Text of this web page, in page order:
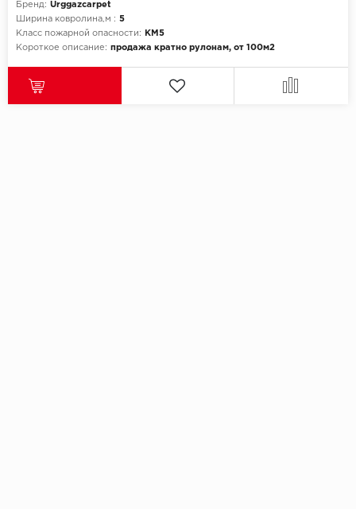
Бренд: Urggazcarpet
Ширина ковролина,м : 5
Класс пожарной опасности:
КМ5
Короткое описание: продажа кратно рулонам, от 100м2